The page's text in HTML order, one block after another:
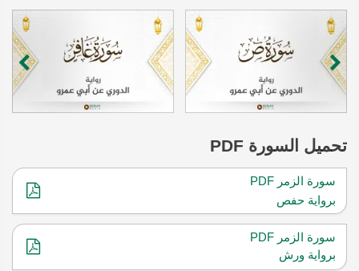
تحميل السورة PDF
سورة الزمر PDF
برواية حفص
سورة الزمر PDF
برواية ورش